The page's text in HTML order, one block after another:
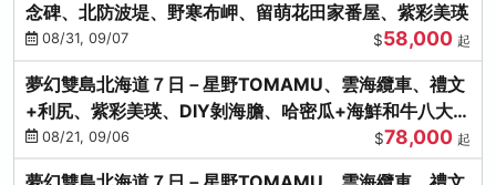
念碑、北防波堤、野寒布岬、留萌花田家番屋、紫彩美瑛
08/31, 09/07 $58,000 起
夢幻雙島北海道７日－星野TOMAMU、雲海纜車、禮文
+利尻、紫彩美瑛、DIY剝海膽、哈密瓜+海鮮和牛八大螃
蟹吃到飽
08/21, 09/06 $78,000 起